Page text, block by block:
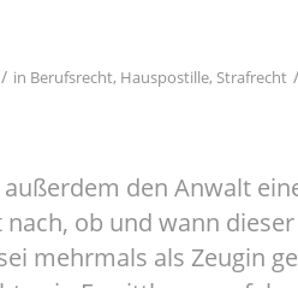
/ in Berufsrecht, Hauspostille, Strafrecht /
den Anwalt
ob und wann
mehrmals als Zeugin